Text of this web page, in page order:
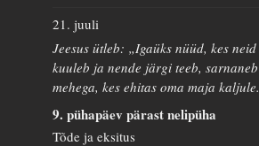
21. juuli
Jeesus ütleb: „Igaüks nüüd, kes
kuuleb ja nende järgi teeb,
mehega, kes ehitas oma maja
9. pühapäev pärast nelipüha
Tõde ja eksitus